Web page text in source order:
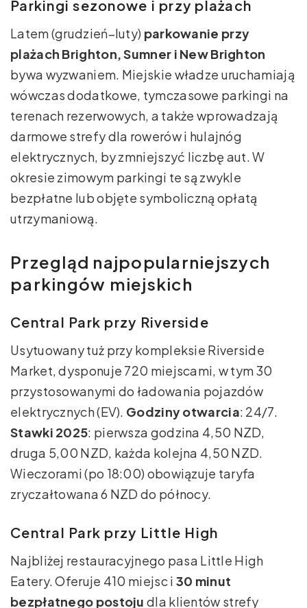
Parkingi sezonowe i przy plażach
Latem (grudzień–luty) parkowanie przy
plażach Brighton, Sumner i New Brighton
bywa wyzwaniem. Miejskie władze uruchamiają
wówczas dodatkowe, tymczasowe parkingi na
terenach rezerwowych, a także wprowadzają
darmowe strefy dla rowerów i hulajnóg
elektrycznych, by zmniejszyć liczbę aut. W
okresie zimowym parkingi te są zwykle
bezpłatne lub objęte symboliczną opłatą
utrzymaniową.
Przegląd najpopularniejszych
parkingów miejskich
Central Park przy Riverside
Usytuowany tuż przy kompleksie Riverside
Market, dysponuje 720 miejscami, w tym 30
przystosowanymi do ładowania pojazdów
elektrycznych (EV). Godziny otwarcia: 24/7.
Stawki 2025: pierwsza godzina 4,50 NZD,
druga 5,00 NZD, każda kolejna 4,50 NZD.
Wieczorami (po 18:00) obowiązuje taryfa
zryczałtowana 6 NZD do północy.
Central Park przy Little High
Najbliżej restauracyjnego pasa Little High
Eatery. Oferuje 410 miejsc i 30 minut
bezpłatnego postoju dla klientów strefy